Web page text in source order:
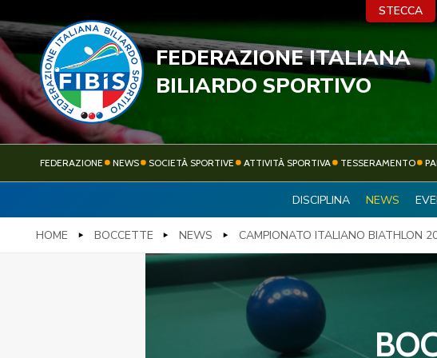
NEWS
STECCA
STECCA
FEDERAZIONE ITALIANA
BILIARDO SPORTIVO
FEDERAZIONE NEWS SOCIETÀ SPORTIVE ATTIVITÀ SPORTIVA TESSERAMENTO
DISCIPLINA NEWS
HOME BOCCETTE NEWS CAMPIONATO ITALIANO BIATHLON